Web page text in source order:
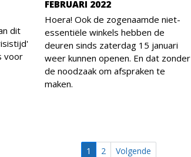
dit
voor
FEBRUARI 2022
Hoera! Ook de zogenaamde niet-
essentiële winkels hebben de
deuren sinds zaterdag 15 januari
weer kunnen openen. En dat zonder
de noodzaak om afspraken te
maken.
1 2 Volgende